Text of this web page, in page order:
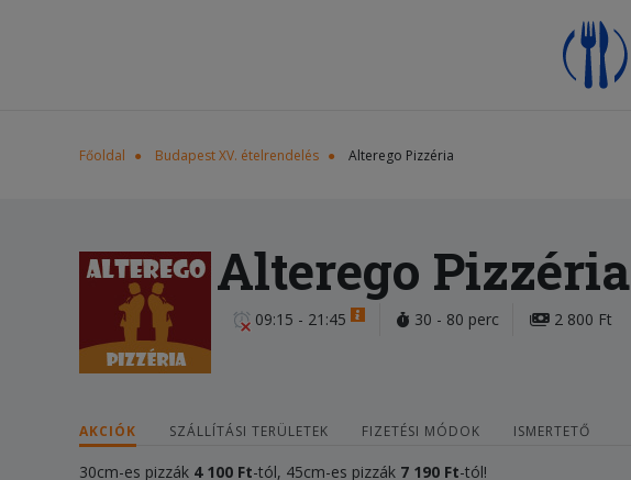
Főoldal Budapest XV. ételrendelés Alterego Pizzéria
Alterego Pizzéria
09:15 - 21:45 30 - 80 perc 2 800 Ft
AKCIÓK SZÁLLÍTÁSI TERÜLETEK FIZETÉSI MÓDOK ISMERTETŐ
30cm-es pizzák 4 100 Ft-tól, 45cm-es pizzák 7 190 Ft-tól!